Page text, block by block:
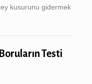
kusurunu gidermek
Testi